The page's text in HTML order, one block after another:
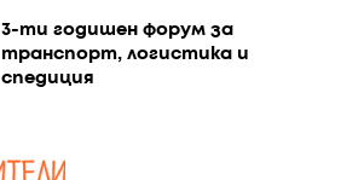
3-ти годишен форум за
транспорт, логистика и
спедиция